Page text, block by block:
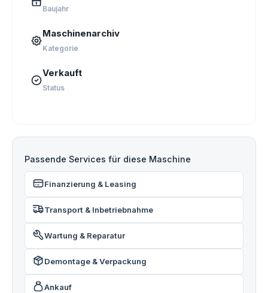
Baujahr
Maschinenarchiv
Kategorie
Verkauft
Status
Passende Services für diese Maschine
Finanzierung & Leasing
Transport & Inbetriebnahme
Wartung & Reparatur
Demontage & Verpackung
Ankauf